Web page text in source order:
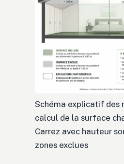
Schéma explicatif des
calcul de la surface
Carrez avec hauteur
zones exclues